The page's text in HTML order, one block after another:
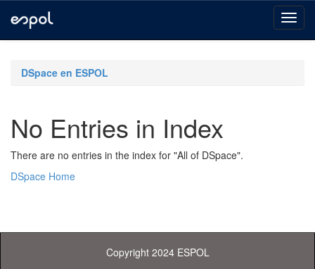
navigationDSpace en ESPOL
No Entries in Index
There are no entries in the index for "All of DSpace".
DSpace Home
Copyright 2024 ESPOL